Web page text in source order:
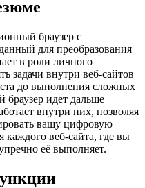
браузер с
для преобразования
в роли личного
задачи внутри веб-сайтов
до выполнения сложных
браузер идет дальше
внутри них, позволяя
вашу цифровую
каждого веб-сайта, где вы
её выполняет.